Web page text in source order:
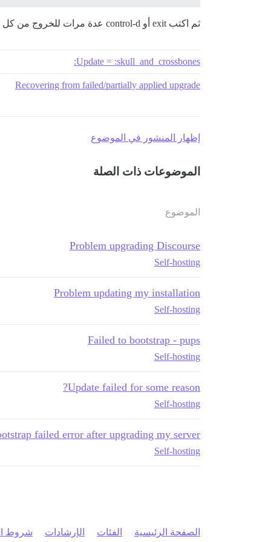
ثم اكتب exit أو control-d عدة مرات للخروج من كل شيء
Update = :skull_and_crossbones:
Recovering from failed/partially applied upgrade
إظهار المنشور في الموضوع
الموضوعات ذات الصلة
الموضوع
Problem upgrading Discourse
Self-hosting
Problem updating my installation
Self-hosting
Failed to bootstrap - pups
Self-hosting
Update failed for some reason?
Self-hosting
failed error after upgrading my server
Self-hosting
الصفحة الرئيسية الفئات الإرشادات شروط